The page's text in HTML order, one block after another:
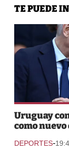
TE PUEDE
Uruguay
como
DEPORTES-